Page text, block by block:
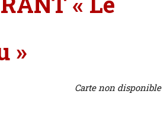
»
Carte non disponible